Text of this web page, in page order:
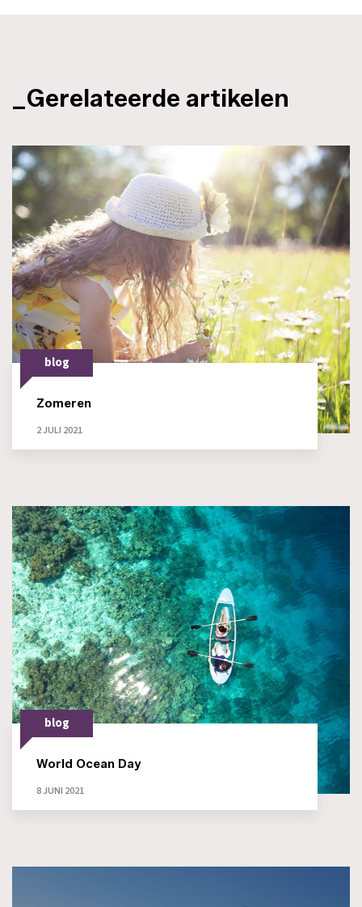
_Gerelateerde artikelen
blog
Zomeren
2 JULI 2021
blog
World Ocean Day
8 JUNI 2021